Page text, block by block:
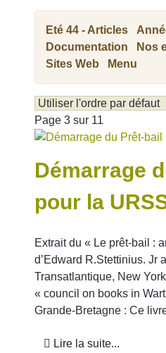
Eté 44 - Articles
Documentation
Nos
Sites Web
Menu
Page 3 sur 11
Démarrage
pour la
Extrait du « Le prêt-bail :
d’Edward R.Stettinius. Jr
Transatlantique, New
« council on books in
Grande-Bretagne : Ce
Lire la suite...